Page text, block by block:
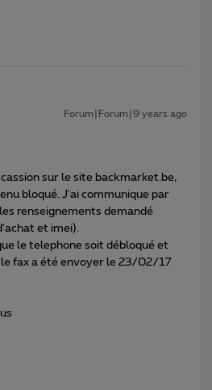
Forum|Forum|9 years ago
sur le site backmarket.be,
bloqué. J'ai communique par
renseignements demandé
et imei).
le telephone soit débloqué et
le fax a été envoyer le 23/02/17